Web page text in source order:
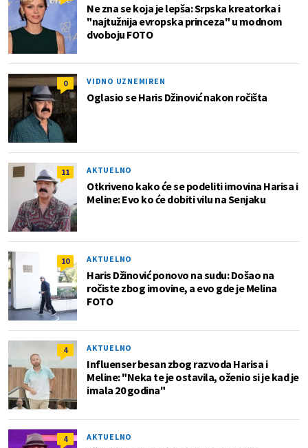
Ne zna se koja je lepša: Srpska kreatorka i
"najtužnija evropska princeza" u modnom
dvoboju FOTO
0 VIDNO UZNEMIREN
Oglasio se Haris Džinović nakon ročišta
11 AKTUELNO
Otkriveno kako će se podeliti imovina Harisa i
Meline: Evo ko će dobiti vilu na Senjaku
10 AKTUELNO
Haris Džinović ponovo na sudu: Došao na
ročiste zbog imovine, a evo gde je Melina
FOTO
4 AKTUELNO
Influenser besan zbog razvoda Harisa i
Meline: "Neka te je ostavila, oženio si je kad je
imala 20 godina"
4 AKTUELNO